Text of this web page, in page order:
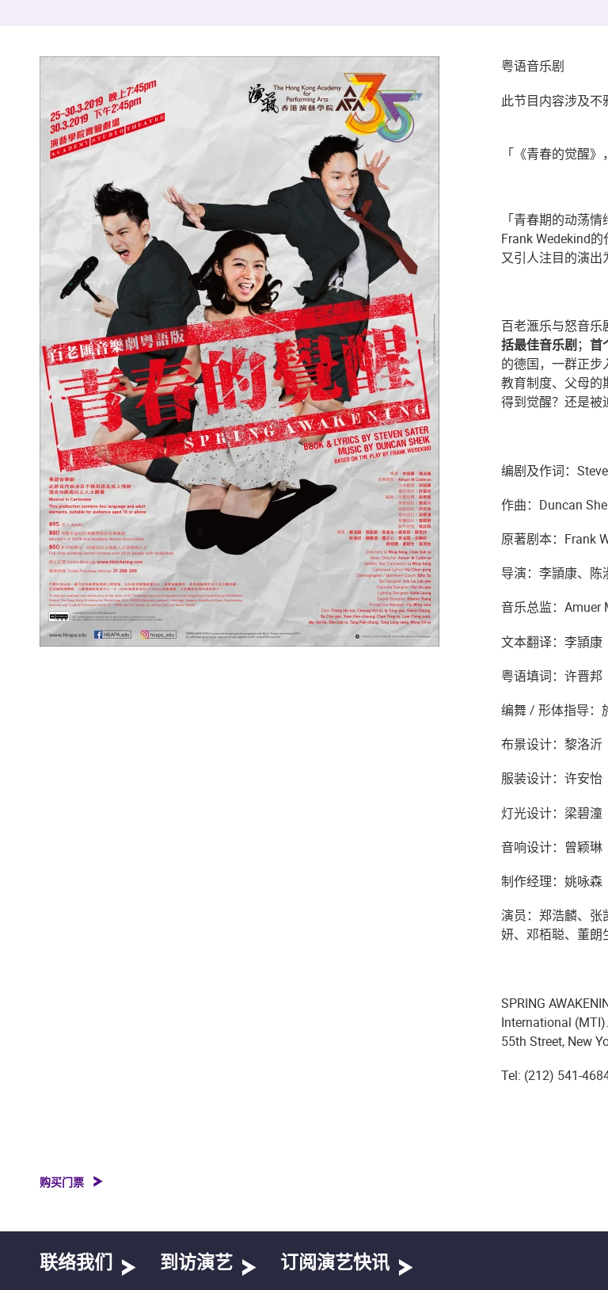
粤语音乐剧
此节目内容涉及
「《青春的觉醒
「青春期的动荡
Frank Wedekind
又引人注目的演
百老滙乐与怒音乐
括最佳音乐剧 ； 首
的德国，一群正
教育制度、父母的
得到觉醒？还是被
编剧及作词：
作曲：Duncan
原著剧本：Frank
导演：李頴康、陈
音乐总监：Amuer
文本翻译：李頴康
粤语填词：许晋邦
编舞 / 形体指导：
布景设计：黎洛沂
服装设计：许安怡
灯光设计：梁碧潼
音响设计：曾颖琳
制作经理：姚咏森
演员：郑浩麟、张
妍、邓栢聪、董朗
SPRING
International
55th Street, New
Tel: (212) 541-
购买门票
联络我们 到访演艺 订阅演艺快讯